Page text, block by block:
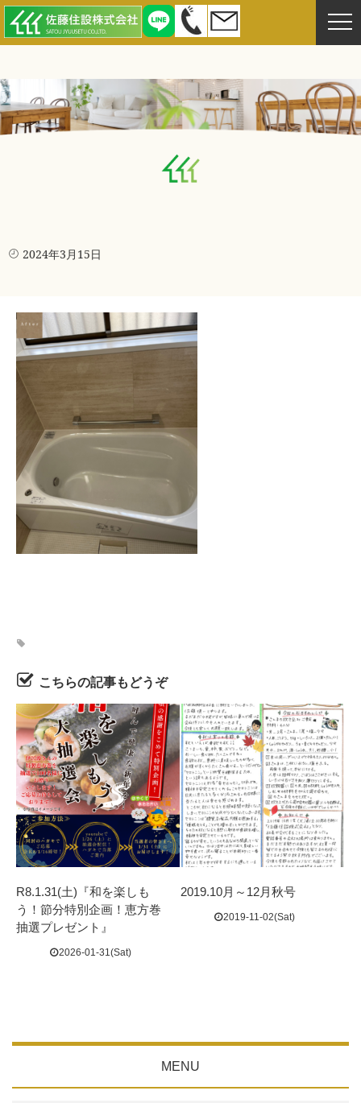
2024年3月15日
こちらの記事もどうぞ
R8.1.31(土)『和を楽しも
う！節分特別企画！恵方巻
抽選プレゼント』
2026-01-31(Sat)
2019.10月～12月秋号
2019-11-02(Sat)
MENU